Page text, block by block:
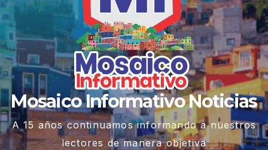
Mosaico Informativo Noticias
A 15 años continuamos informando a nuestros
lectores de manera objetiva